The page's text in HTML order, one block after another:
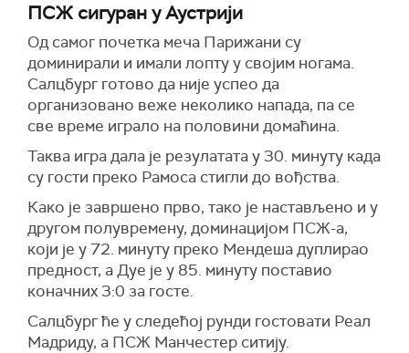
ПСЖ сигуран у Аустрији
Од самог почетка меча Парижани су
доминирали и имали лопту у својим ногама.
Салцбург готово да није успео да
организовано веже неколико напада, па се
све време играло на половини домаћина.
Таква игра дала је резулатата у 30. минуту када
су гости преко Рамоса стигли до вођства.
Како је завршено прво, тако је настављено и у
другом полувремену, доминацијом ПСЖ-а,
који је у 72. минуту преко Мендеша дуплирао
предност, а Дуе је у 85. минуту поставио
коначних 3:0 за госте.
Салцбург ће у следећој рунди гостовати Реал
Мадриду, а ПСЖ Манчестер ситију.